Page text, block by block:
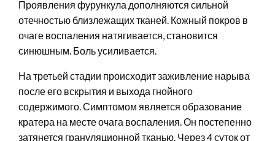
Проявления фурункула дополняются сильной
отечностью близлежащих тканей. Кожный покров в
очаге воспаления натягивается, становится
синюшным. Боль усиливается.
На третьей стадии происходит заживление нарыва
после его вскрытия и выхода гнойного
содержимого. Симптомом является образование
кратера на месте очага воспаления. Он постепенно
затянется грануляционной тканью. Через 4 суток от